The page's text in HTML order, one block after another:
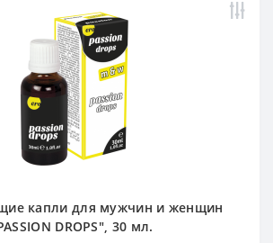
капли для мужчин и женщин
DROPS", 30 мл.